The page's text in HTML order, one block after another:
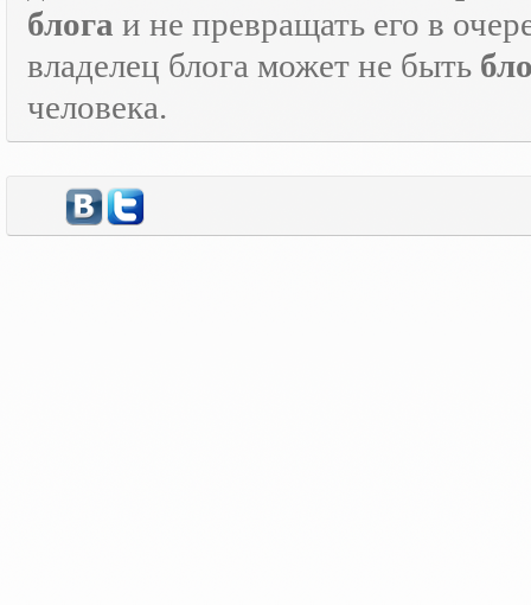
блога и не превращать его в
владелец блога может не быть
человека.